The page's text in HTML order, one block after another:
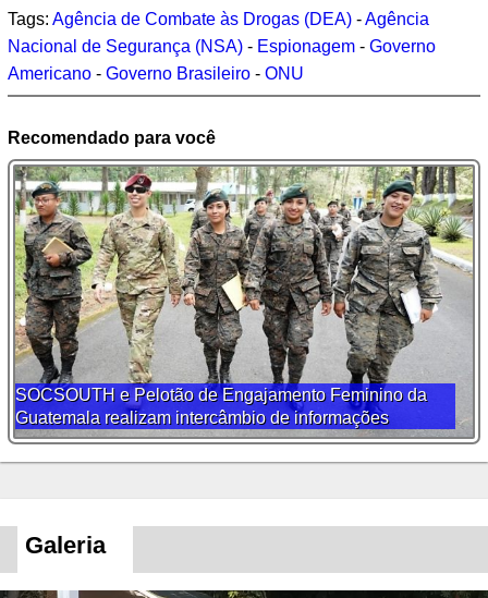
Tags: Agência de Combate às Drogas (DEA) -Agência
Nacional de Segurança (NSA) - Espionagem - Governo
Americano - Governo Brasileiro - ONU
Recomendado para você
SOCSOUTH e Pelotão de Engajamento Feminino da
Guatemala realizam intercâmbio de informações
Galeria